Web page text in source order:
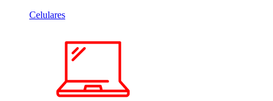
Celulares